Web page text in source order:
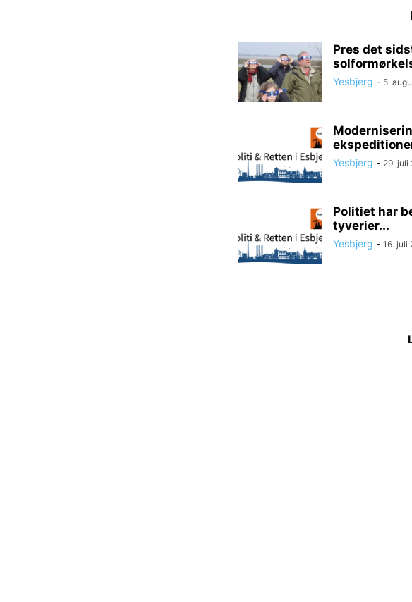
Pres det
Yesbjerg - 5.
Yesbjerg - 29. juli
Politiet har
tyverier...
Yesbjerg - 16. juli